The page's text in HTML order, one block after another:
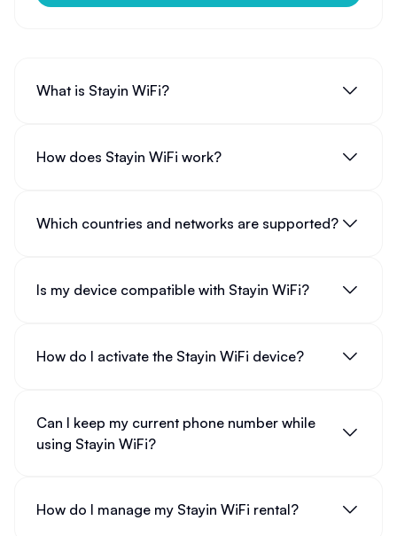
What is Stayin WiFi?
How does Stayin WiFi work?
Which countries and networks are supported?
Is my device compatible with Stayin WiFi?
How do I activate the Stayin WiFi device?
Can I keep my current phone number while
using Stayin WiFi?
How do I manage my Stayin WiFi rental?